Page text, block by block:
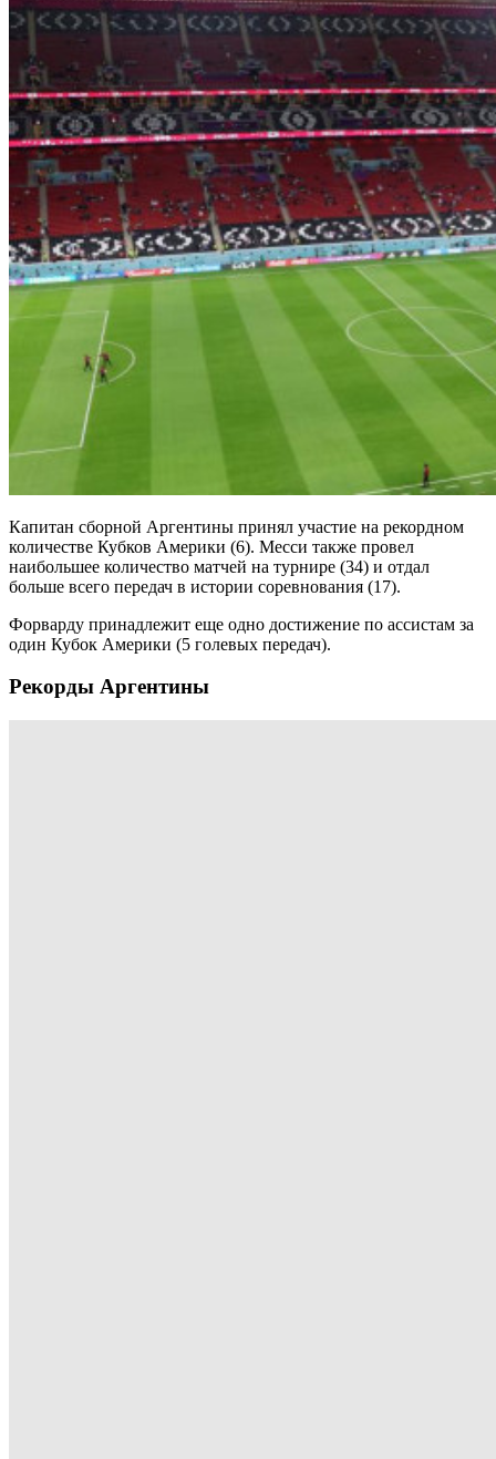
Капитан сборной Аргентины принял участие на рекордном
количестве Кубков Америки (6). Месси также провел
наибольшее количество матчей на турнире (34) и отдал
больше всего передач в истории соревнования (17).
Форварду принадлежит еще одно достижение по ассистам за
один Кубок Америки (5 голевых передач).
Рекорды Аргентины